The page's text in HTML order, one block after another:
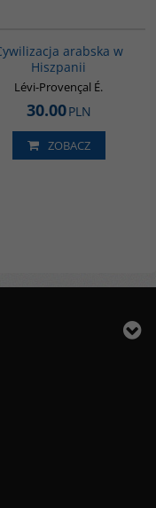
arabska w
Hiszpanii
Lévi-Provençal É.
30.00PLN
ZOBACZ